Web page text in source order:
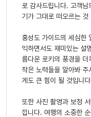
로 감사드립니다. 고객
기가 그대로 떠오르는 것
홍성도 가이드의 세심한
익하면서도 재미있는 설
름다운 로키의 풍경을
작은 노력들을 알아봐 주
게도 큰 힘이 될 것입니
또한 사진 촬영과 보정
낍니다. 여행의 소중한